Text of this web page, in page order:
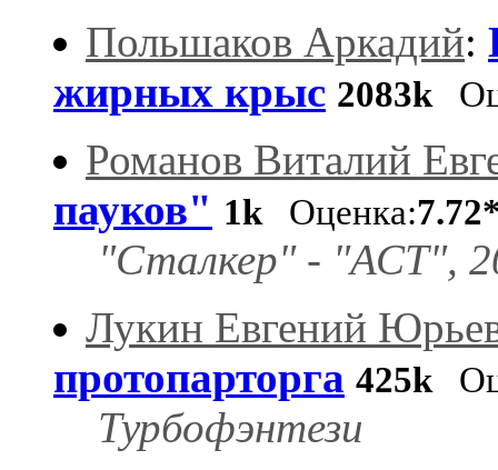
Польшаков Аркадий:
жирных крыс 2083k
Романов Виталий
пауков" 1kОценка:
"Сталкер" - "АСТ",
Лукин Евгений
протопарторга 425k
Турбофэнтези